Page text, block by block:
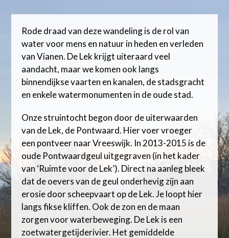
Rode draad van deze wandeling is de rol van
water voor mens en natuur in heden en verleden
van Vianen. De Lek krijgt uiteraard veel
aandacht, maar we komen ook langs
binnendijkse vaarten en kanalen, de stadsgracht
en enkele watermonumenten in de oude stad.
Onze struintocht begon door de uiterwaarden
van de Lek, de Pontwaard. Hier voer vroeger
een pontveer naar Vreeswijk. In 2013-2015 is de
oude Pontwaardgeul uitgegraven (in het kader
van ‘Ruimte voor de Lek’). Direct na aanleg bleek
dat de oevers van de geul onderhevig zijn aan
erosie door scheepvaart op de Lek. Je loopt hier
langs fikse kliffen. Ook de zon en de maan
zorgen voor waterbeweging. De Lek is een
zoetwatergetijderivier. Het gemiddelde